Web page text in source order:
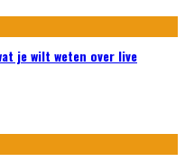
je wilt weten over live